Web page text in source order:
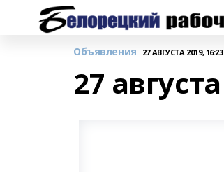
Объявления 27 АВГУСТА 2019, 16:23
27 августа